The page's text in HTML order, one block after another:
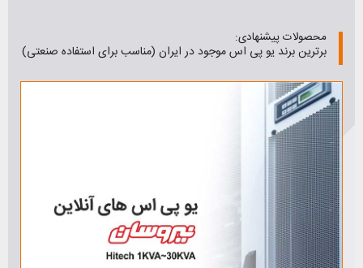
محصولات پیشنهادی:
برترین برند یو پی اس موجود در ایران (مناسب برای استفاده صنعتی)